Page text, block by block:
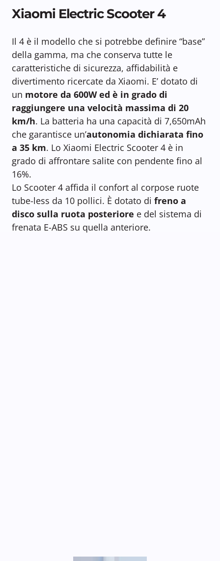
Xiaomi Electric Scooter 4
Il 4 è il modello che si potrebbe definire “base”
della gamma, ma che conserva tutte le
caratteristiche di sicurezza, affidabilità e
divertimento ricercate da Xiaomi. E’ dotato di
un motore da 600W ed è in grado di
raggiungere una velocità massima di 20
km/h. La batteria ha una capacità di 7,650mAh
che garantisce un’autonomia dichiarata fino
a 35 km. Lo Xiaomi Electric Scooter 4 è in
grado di affrontare salite con pendente fino al
16%.
Lo Scooter 4 affida il confort al corpose ruote
tube-less da 10 pollici. È dotato di freno a
disco sulla ruota posteriore e del sistema di
frenata E-ABS su quella anteriore.